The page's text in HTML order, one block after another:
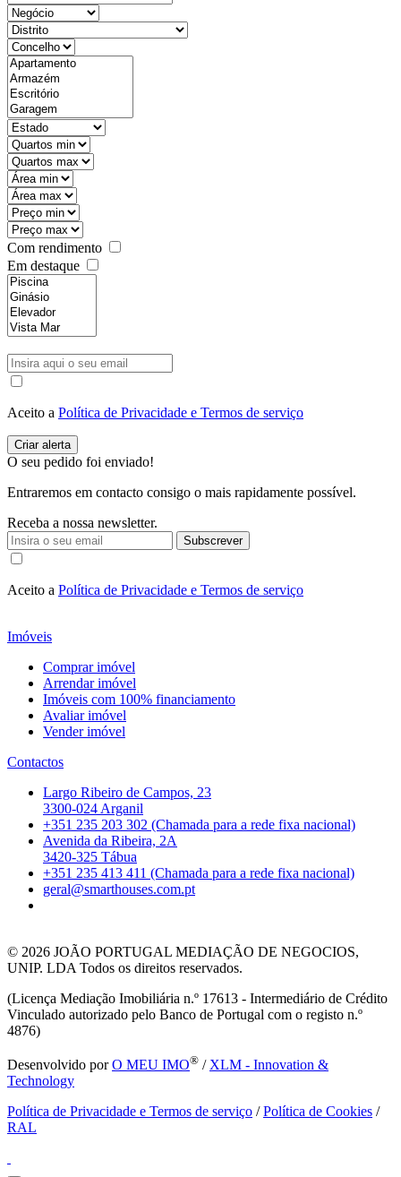
Com rendimento
Em destaque
Aceito a Política de Privacidade e Termos de serviço
O seu pedido foi enviado!
Entraremos em contacto consigo o mais rapidamente possível.
Receba a nossa newsletter.
Subscrever
Aceito a Política de Privacidade e Termos de serviço
Imóveis
Comprar imóvel
Arrendar imóvel
Imóveis com 100% financiamento
Avaliar imóvel
Vender imóvel
Contactos
Largo Ribeiro de Campos, 23
3300-024 Arganil
+351 235 203 302 (Chamada para a rede fixa nacional)
Avenida da Ribeira, 2A
3420-325 Tábua
+351 235 413 411 (Chamada para a rede fixa nacional)
geral@smarthouses.com.pt
© 2026 JOÃO PORTUGAL MEDIAÇÃO DE NEGOCIOS,
UNIP. LDA Todos os direitos reservados.
(Licença Mediação Imobiliária n.º 17613 - Intermediário de Crédito
Vinculado autorizado pelo Banco de Portugal com o registo n.º
4876)
Desenvolvido porO MEU IMO® / XLM - Innovation &
Technology
Política de Privacidade e Termos de serviço /Política de Cookies /
RAL